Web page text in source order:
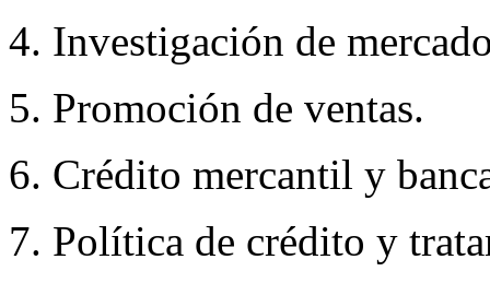
4. Investigación de
5. Promoción de ventas.
6. Crédito mercantil y
7. Política de crédito y